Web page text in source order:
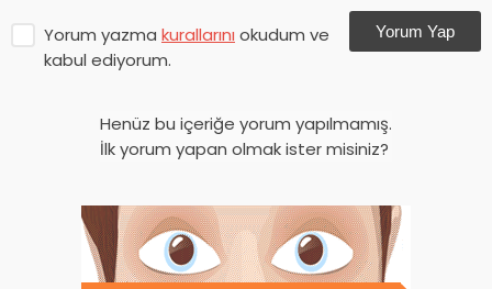
Yorum yazma kurallarını okudum ve
kabul ediyorum.
Yorum Yap
Henüz bu içeriğe yorum yapılmamış.
İlk yorum yapan olmak ister misiniz?